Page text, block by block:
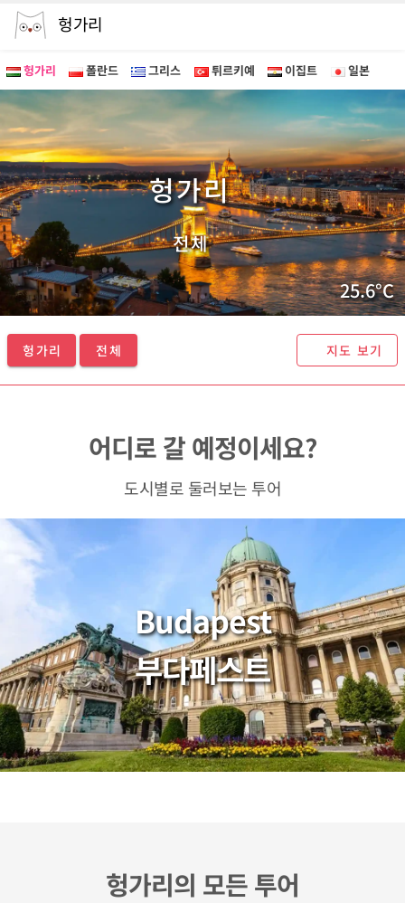
헝가리
헝가리 폴란드 그리스 튀르키예 이집트 일본
헝가리 투어 - 마이퍼스트가이드
헝가리
전체
25.6°C
헝가리 전체 지도 보기
어디로 갈 예정이세요?
도시별로 둘러보는 투어
Budapest
부다페스트
헝가리의 모든 투어